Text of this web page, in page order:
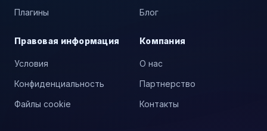
Плагины
Блог
Правовая информация
Условия
Конфиденциальность
Файлы cookie
Компания
О нас
Партнерство
Контакты